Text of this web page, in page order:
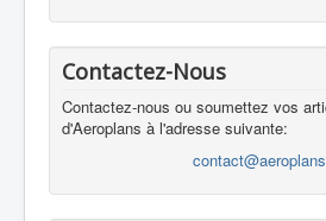
Contactez-Nous
Contactez-nous ou soumettez vos
d'Aeroplans à l'adresse suivante: